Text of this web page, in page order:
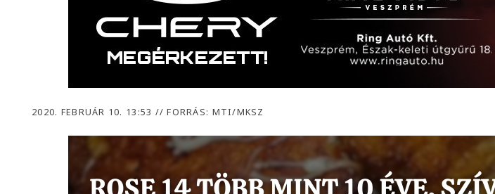
2020. FEBRUÁR 10. 13:53 // FORRÁS: MTI/MKSZ